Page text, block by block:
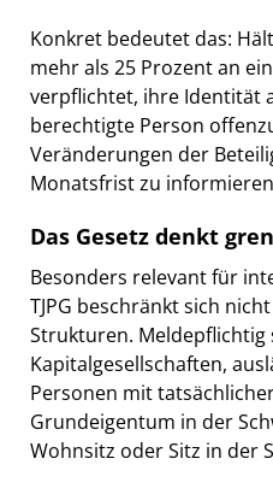
Konkret bedeutet das:
mehr als 25 Prozent an
verpflichtet, ihre Identität
berechtigte Person
Veränderungen der
Monatsfrist zu
Das Gesetz denkt
Besonders relevant für
TJPG beschränkt sich
Strukturen. Meldepflichtig
Kapitalgesellschaften,
Personen mit
Grundeigentum in der
Wohnsitz oder Sitz in der